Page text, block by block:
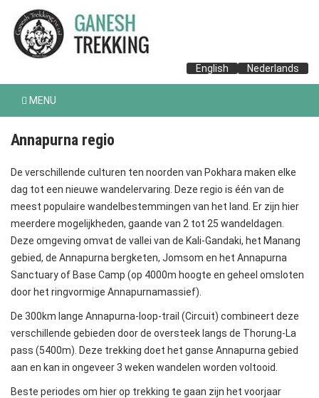
English Nederlands
MENU
Annapurna regio
De verschillende culturen ten noorden van Pokhara maken elke
dag tot een nieuwe wandelervaring. Deze regio is één van de
meest populaire wandelbestemmingen van het land. Er zijn hier
meerdere mogelijkheden, gaande van 2 tot 25 wandeldagen.
Deze omgeving omvat de vallei van de Kali-Gandaki, het Manang
gebied, de Annapurna bergketen, Jomsom en het Annapurna
Sanctuary of Base Camp (op 4000m hoogte en geheel omsloten
door het ringvormige Annapurnamassief).
De 300km lange Annapurna-loop-trail (Circuit) combineert deze
verschillende gebieden door de oversteek langs de Thorung-La
pass (5400m). Deze trekking doet het ganse Annapurna gebied
aan en kan in ongeveer 3 weken wandelen worden voltooid.
Beste periodes om hier op trekking te gaan zijn het voorjaar